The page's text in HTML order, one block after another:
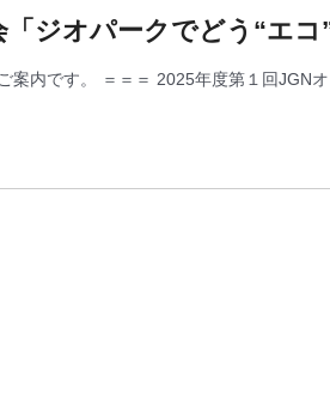
ジオパークでどう“エコ
内です。 ＝＝＝ 2025年度第１回JGN